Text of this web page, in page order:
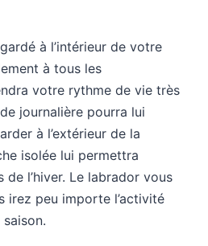
à l’intérieur de votre
à tous les
votre rythme de vie très
journalière pourra lui
à l’extérieur de la
isolée lui permettra
de l’hiver. Le labrador vous
irez peu importe l’activité